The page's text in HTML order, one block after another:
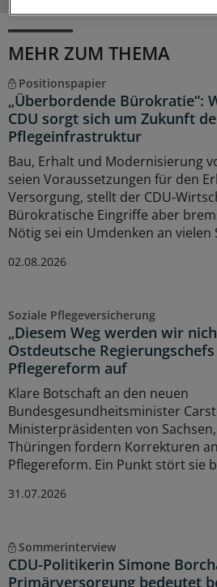
MEHR ZUM THEMA
Positionspapier
„Überbordende Bürokratie“:
CDU sorgt sich um Zukunft
Pflegeinfrastruktur
Bau, Erhalt und Modernisierung
seien Voraussetzungen für den
Versorgung, stellt der CDU-
Bürokratische Eingriffe aber
Nötig sei ein Umdenken an vielen
02.08.2026
Soziale Pflegeversicherung
„Diesem Weg werden wir
Ostdeutsche
Pflegereform auf
Klare Botschaft an den neuen
Bundesgesundheitsminister
Ministerpräsidenten von
Thüringen fordern Korrekturen
Pflegereform. Ein Punkt stört sie
31.07.2026
Sommerinterview
CDU-Politikerin Simone
Primärversorgung bedeutet